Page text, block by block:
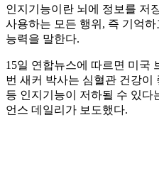
인지기능이란 뇌에 정보를 저
사용하는 모든 행위, 즉 기억
능력을 말한다.
15일 연합뉴스에 따르면 미국
번 새커 박사는 심혈관 건강이
등 인지기능이 저하될 수 있다
언스 데일리가 보도했다.